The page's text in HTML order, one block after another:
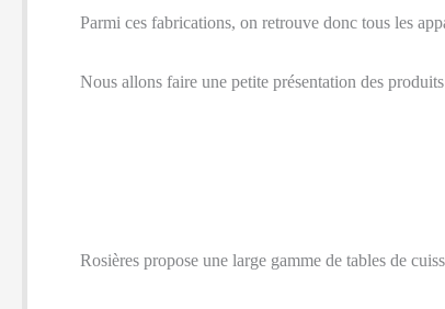
Parmi ces fabrications, on retrouve donc tous les
Nous allons faire une petite présentation des
Rosières propose une large gamme de tables de